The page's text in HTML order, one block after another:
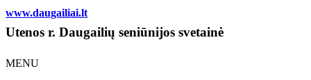
www.daugailiai.lt
Utenos r. Daugailių seniūnijos svetainė
MENU